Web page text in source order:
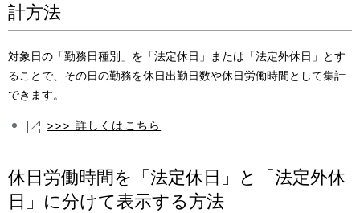
計方法
対象日の「勤務日種別」を「法定休日」または「法定外休日」とす
ることで、その日の勤務を休日出勤日数や休日労働時間として集計
できます。
>>> 詳しくはこちら
休日労働時間を「法定休日」と「法定外休
日」に分けて表示する方法